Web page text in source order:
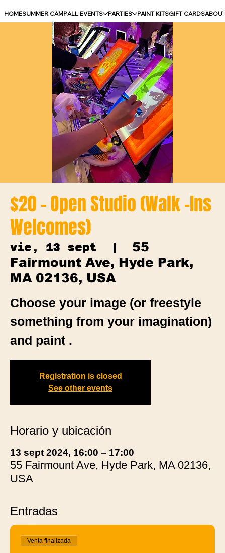
HOMESUMMER CAMPALL EVENTS PARTIES PAINT KITSGIFT CARDS
$20 - Open Studio (Walk -Ins
Welcomes)
vie, 13 sept
  |
55
Fairmount Ave, Hyde Park,
MA 02136, USA
Choose your image (or freestyle
something from your imagination)
and paint .
Registration is closed
See other events
Horario y ubicación
13 sept 2024, 16:00 – 17:00
55 Fairmount Ave, Hyde Park, MA 02136,
USA
Entradas
Venta finalizada